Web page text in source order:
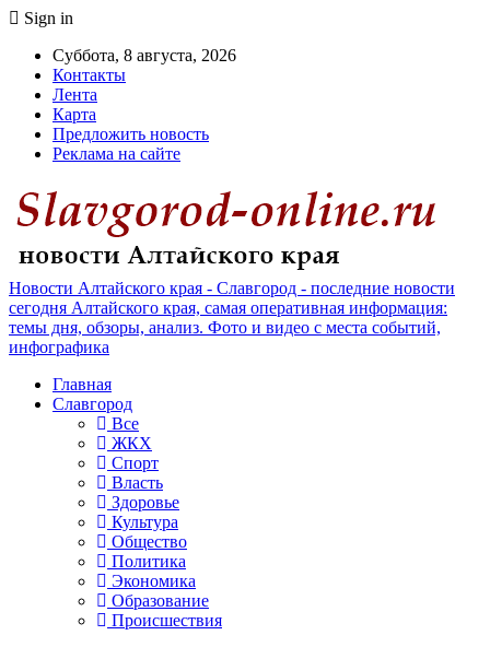
Sign in
Суббота, 8 августа, 2026
Контакты
Лента
Карта
Предложить новость
Реклама на сайте
Новости Алтайского края - Славгород - последние новости
сегодня Алтайского края, самая оперативная информация:
темы дня, обзоры, анализ. Фото и видео с места событий,
инфографика
Главная
Славгород
Все
ЖКХ
Спорт
Власть
Здоровье
Культура
Общество
Политика
Экономика
Образование
Происшествия